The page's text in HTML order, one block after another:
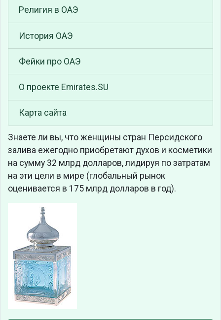
Религия в ОАЭ
История ОАЭ
Фейки про ОАЭ
О проекте Emirates.SU
Карта сайта
Знаете ли вы, что женщины стран Персидского
залива ежегодно приобретают духов и косметики
на сумму 32 млрд долларов, лидируя по затратам
на эти цели в мире (глобальный рынок
оценивается в 175 млрд долларов в год).